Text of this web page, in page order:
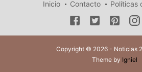
Inicio Contacto Políticas
Copyright © 2026 - Noticias
Theme by Igniel